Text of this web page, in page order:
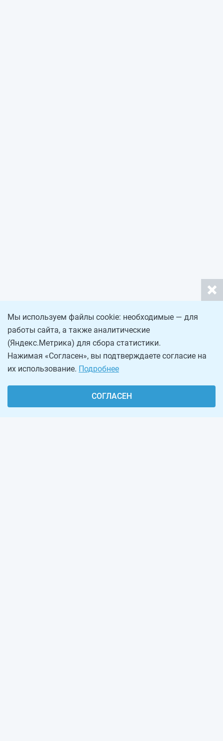
Мы используем файлы cookie: необходимые — для
работы сайта, а также аналитические
(Яндекс.Метрика) для сбора статистики.
Нажимая «Согласен», вы подтверждаете согласие на
их использование. Подробнее
СОГЛАСЕН